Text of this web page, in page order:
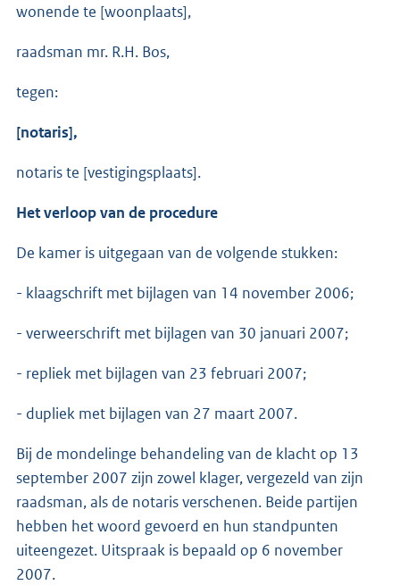
wonende te [woonplaats],
raadsman mr. R.H. Bos,
tegen:
[notaris],
notaris te [vestigingsplaats].
Het verloop van de procedure
De kamer is uitgegaan van de volgende stukken:
- klaagschrift met bijlagen van 14 november 2006;
- verweerschrift met bijlagen van 30 januari 2007;
- repliek met bijlagen van 23 februari 2007;
- dupliek met bijlagen van 27 maart 2007.
Bij de mondelinge behandeling van de klacht op 13
september 2007 zijn zowel klager, vergezeld van zijn
raadsman, als de notaris verschenen. Beide partijen
hebben het woord gevoerd en hun standpunten
uiteengezet. Uitspraak is bepaald op 6 november
2007.